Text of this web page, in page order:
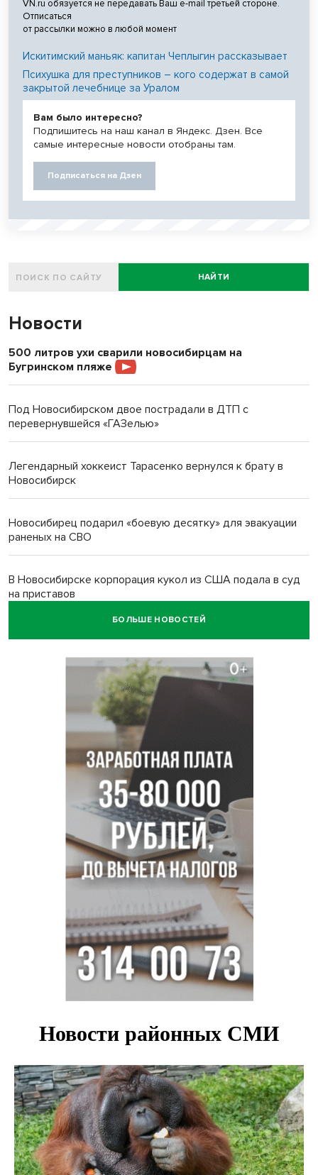
VN.ru обязуется не передавать Ваш e-mail третьей стороне.
Отписаться
от рассылки можно в любой момент
Искитимский маньяк: капитан Чеплыгин рассказывает
Психушка для преступников – кого содержат в самой
закрытой лечебнице за Уралом
Вам было интересно?
Подпишитесь на наш канал в Яндекс. Дзен. Все
самые интересные новости отобраны там.
Подписаться на Дзен
НАЙТИ
Новости
500 литров ухи сварили новосибирцам на
Бугринском пляже
Под Новосибирском двое пострадали в ДТП с
перевернувшейся «ГАЗелью»
Легендарный хоккеист Тарасенко вернулся к брату в
Новосибирск
Новосибирец подарил «боевую десятку» для эвакуации
раненых на СВО
В Новосибирске корпорация кукол из США подала в суд
на приставов
БОЛЬШЕ НОВОСТЕЙ